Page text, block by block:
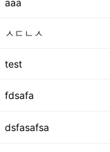
ㅅㄷㄴㅅ
test
fdsafa
dsfasafsa